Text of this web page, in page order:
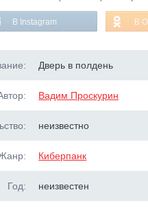
В Instagram В
Дверь в полдень
Вадим Проскурин
неизвестно
Киберпанк
Год: неизвестен